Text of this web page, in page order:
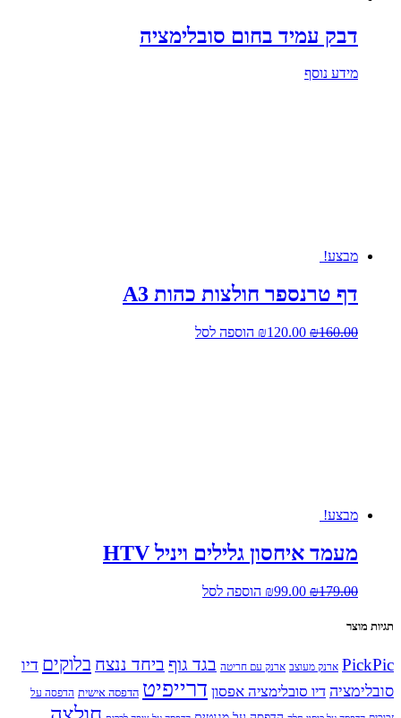
דבק עמיד בחום סובלימציה
מידע נוסף
מבצע!
דף טרנספר חולצות כהות A3
₪160.00
המחיר ₪120.00
המחיר
הוספה לסל
מבצע!
מעמד איחסון גלילים ויניל HTV
₪179.00
המחיר₪99.00
המחיר
הוספה לסל
תגיות מוצר
PickPic ארנק מעוצב ארנק עם חריטה בגד גוף ביחד ננצח בלוקים דיו
סובלימציה דיו סובלימציה אפסון דרייפיט הדפסה אישית הדפסה על